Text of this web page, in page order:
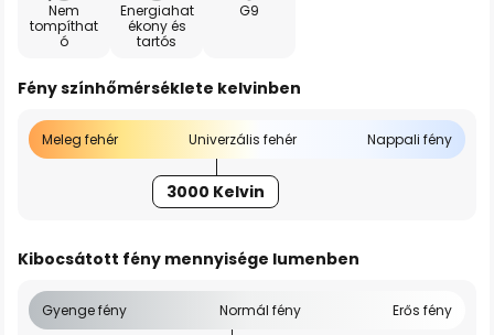
Nem
tompíthat
ó
Energiahat
ékony és
tartós
G9
Fény színhőmérséklete kelvinben
Meleg fehér Univerzális fehér Nappali fény
3000 Kelvin
Kibocsátott fény mennyisége lumenben
Gyenge fény Normál fény Erős fény